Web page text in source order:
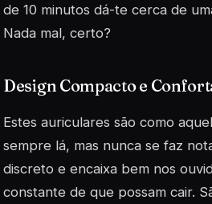
de 10 minutos dá-te cerca de
Nada mal, certo?
Design Compacto e
Estes auriculares são como
sempre lá, mas nunca se faz
discreto e encaixa bem nos
constante de que possam cair.